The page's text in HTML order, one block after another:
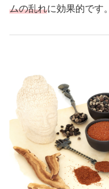
ムの乱れに効果的です。